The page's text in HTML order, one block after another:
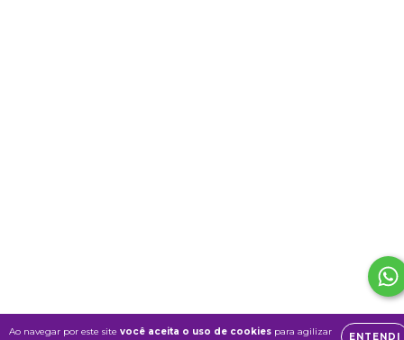
Ao navegar por este site você aceita o uso de cookies para agilizar
ENTENDI